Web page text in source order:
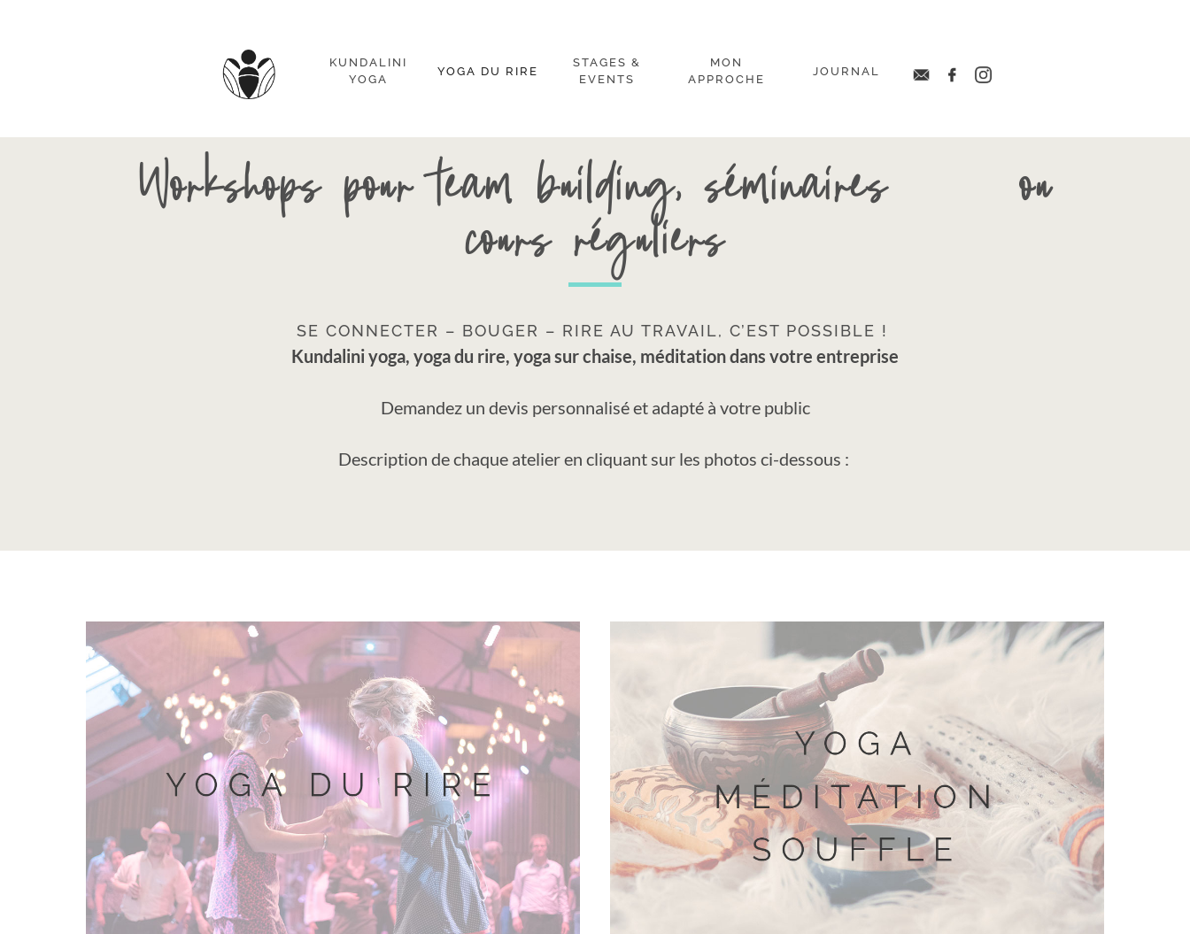
KUNDALINI
YOGA
YOGA DU RIRE
STAGES &
EVENTS
MON
APPROCHE
JOURNAL · · ·
Workshops pour team building, séminaires ou
cours réguliers
SE CONNECTER – BOUGER – RIRE AU TRAVAIL, C’EST POSSIBLE !
Kundalini yoga, yoga du rire, yoga sur chaise, méditation dans votre entreprise
Demandez un devis personnalisé et adapté à votre public
Description de chaque atelier en cliquant sur les photos ci-dessous :